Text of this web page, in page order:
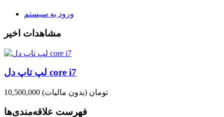
ورود به سیستم
مشاهدات اخیر
لپ تاپ دل core i7
10,500,000 تومان (بدون مالیات)
فهرست علاقه‌مندی‌ها